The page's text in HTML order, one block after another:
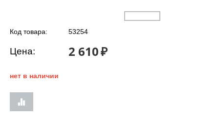
Код товара: 53254
Цена: 2 610₽
нет в наличии